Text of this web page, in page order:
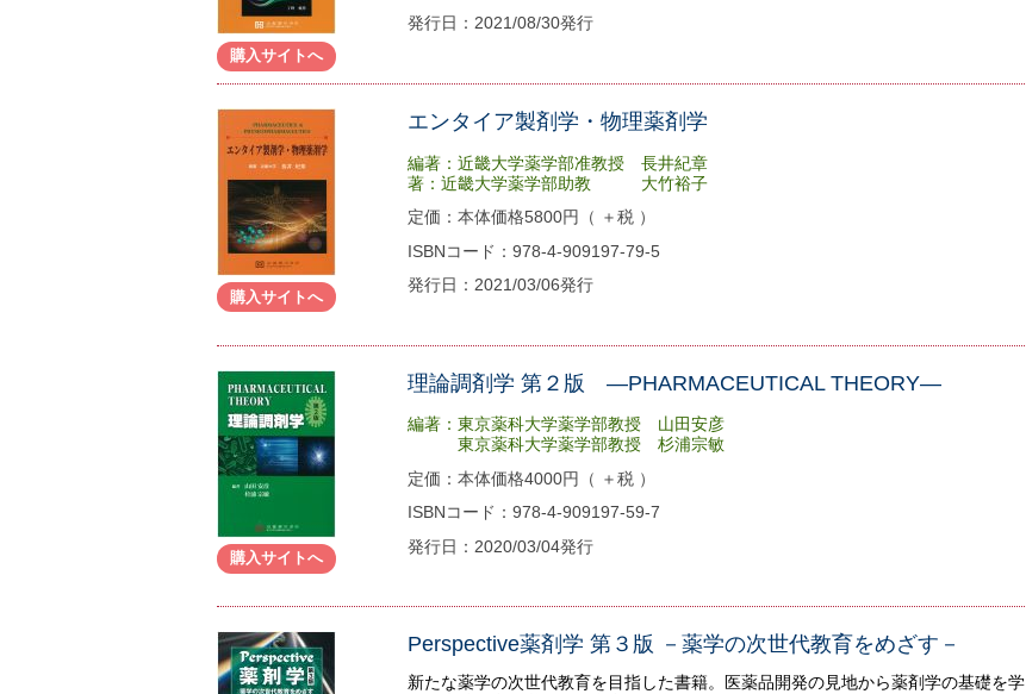
購入サイトへ
発行日：2021/08/30発行
購入サイトへ
エンタイア製剤学・物理薬剤学
編著：近畿大学薬学部准教授 長井紀章
著：近畿大学薬学部助教 大竹裕子
定価：本体価格5800円（ ＋税 ）
ISBNコード：978-4-909197-79-5
発行日：2021/03/06発行
購入サイトへ
理論調剤学 第２版 ―PHARMACEUTICAL THEORY―
編著：東京薬科大学薬学部教授 山田安彦
東京薬科大学薬学部教授 杉浦宗敏
定価：本体価格4000円（ ＋税 ）
ISBNコード：978-4-909197-59-7
発行日：2020/03/04発行
Perspective薬剤学 第３版 －薬学の次世代教育をめざす－
新たな薬学の次世代教育を目指した書籍。医薬品開発の見地から薬剤学の基礎を学